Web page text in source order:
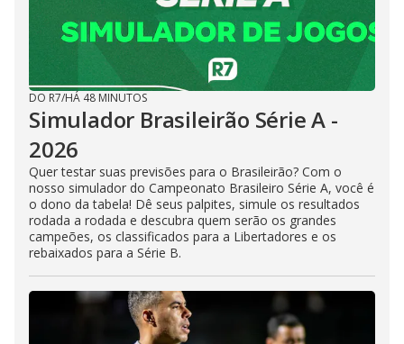
DO R7/HÁ 48 MINUTOS
Simulador Brasileirão Série A -
2026
Quer testar suas previsões para o Brasileirão? Com o
nosso simulador do Campeonato Brasileiro Série A, você é
o dono da tabela! Dê seus palpites, simule os resultados
rodada a rodada e descubra quem serão os grandes
campeões, os classificados para a Libertadores e os
rebaixados para a Série B.